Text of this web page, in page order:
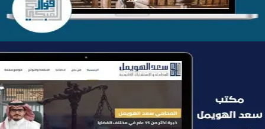
موقع سعد الهويمل للمحاماة